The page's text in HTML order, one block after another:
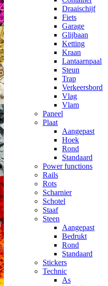
Draaischijf
Fiets
Garage
Glijbaan
Ketting
Kraan
Lantaarnpaal
Steun
Trap
Verkeersbord
Vlag
Vlam
Paneel
Plaat
Aangepast
Hoek
Rond
Standaard
Power functions
Rails
Rots
Scharnier
Schotel
Staaf
Steen
Aangepast
Bedrukt
Rond
Standaard
Stickers
Technic
As